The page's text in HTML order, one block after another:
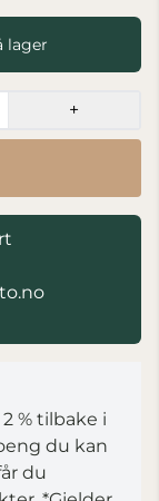
lager
+
% tilbake i
du kan
du